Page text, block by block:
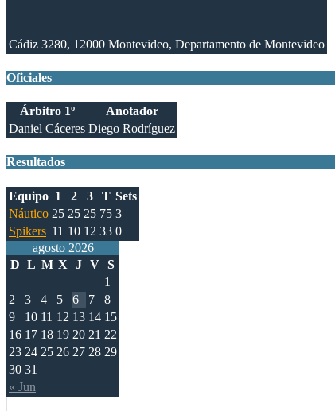
Cádiz 3280, 12000 Montevideo, Departamento de Montevideo
Oficiales
Árbitro 1º
Anotador
Daniel Cáceres Diego Rodríguez
Resultados
Equipo 1 2 3 T Sets
Náutico 25 25 25 75 3
Spikers 11 10 12 33 0
agosto 2026
D L M X J V S
« Jun
1
2
3 4 5 6 7
8
9
10 11 12 13 14 15
16 17 18 19 20 21 22
23 24 25 26 27 28 29
30 31